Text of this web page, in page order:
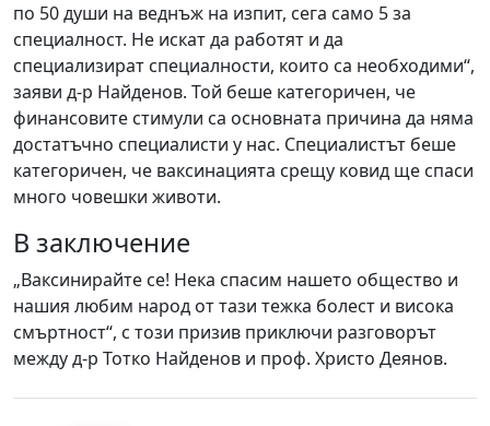
по 50 души на веднъж на изпит, сега само 5 за
специалност. Не искат да работят и да
специализират специалности, които са необходими“,
заяви д-р Найденов. Той беше категоричен, че
финансовите стимули са основната причина да няма
достатъчно специалисти у нас. Специалистът беше
категоричен, че ваксинацията срещу ковид ще спаси
много човешки животи.
В заключение
„Ваксинирайте се! Нека спасим нашето общество и
нашия любим народ от тази тежка болест и висока
смъртност“, с този призив приключи разговорът
между д-р Тотко Найденов и проф. Христо Деянов.